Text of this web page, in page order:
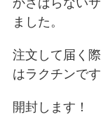
ました。
注文して届く
はラクチンです
開封します！